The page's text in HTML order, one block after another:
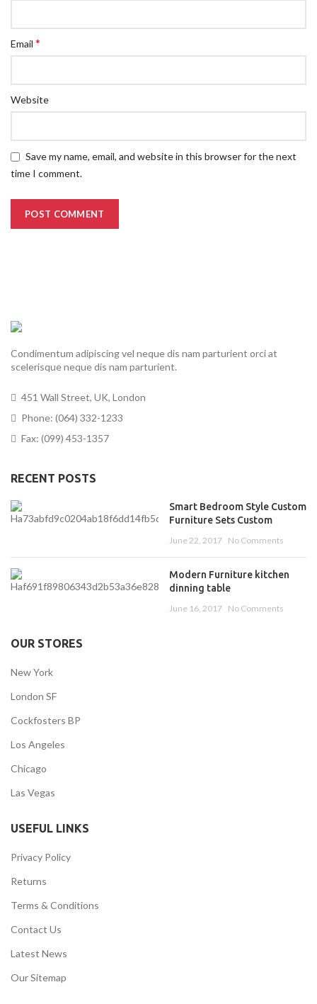
Email *
Website
Save my name, email, and website in this browser for the next
time I comment.
Condimentum adipiscing vel neque dis nam parturient orci at
scelerisque neque dis nam parturient.
451 Wall Street, UK, London
Phone: (064) 332-1233
Fax: (099) 453-1357
RECENT POSTS
Smart Bedroom Style Custom
Furniture Sets Custom
June 22, 2017 No Comments
Modern Furniture kitchen
dinning table
June 16, 2017 No Comments
OUR STORES
New York
London SF
Cockfosters BP
Los Angeles
Chicago
Las Vegas
USEFUL LINKS
Privacy Policy
Returns
Terms & Conditions
Contact Us
Latest News
Our Sitemap